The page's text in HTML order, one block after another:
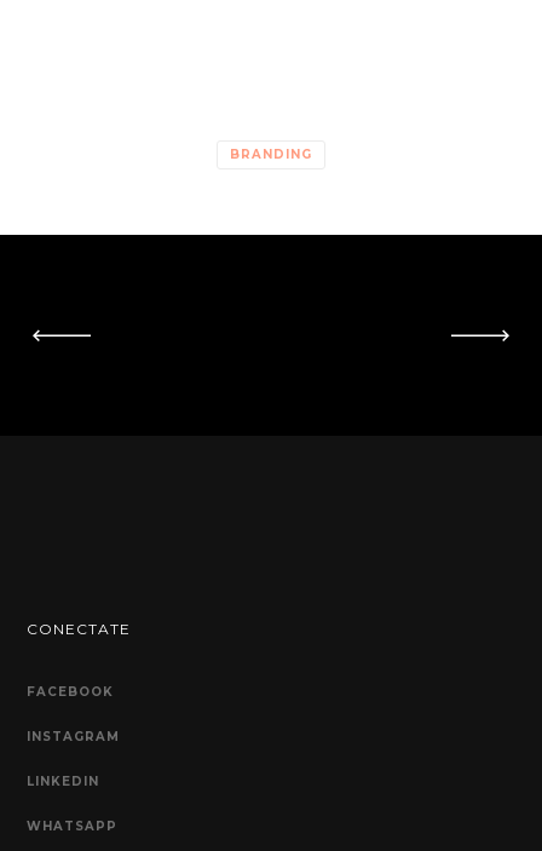
BRANDING
CONECTATE
FACEBOOK
INSTAGRAM
LINKEDIN
WHATSAPP